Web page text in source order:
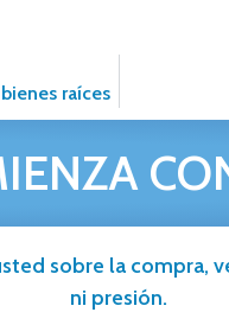
raíces
sobre la compra,
ni presión.